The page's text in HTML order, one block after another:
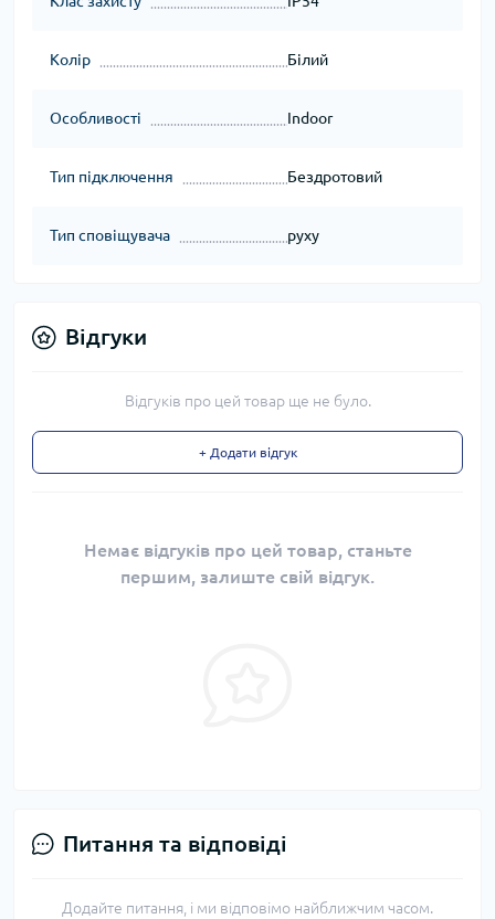
Колір Білий
Особливості Indoor
Тип підключення Бездротовий
Тип сповіщувача руху
Відгуки
Відгуків про цей товар ще не було.
+ Додати відгук
Немає відгуків про цей товар, станьте
першим, залиште свій відгук.
Питання та відповіді
Додайте питання, і ми відповімо найближчим часом.